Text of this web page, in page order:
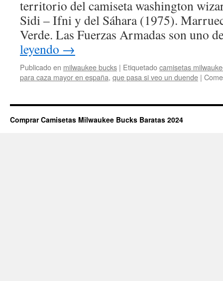
territorio del camiseta washington
Sidi – Ifni y del Sáhara (1975).
Verde. Las Fuerzas Armadas son uno
leyendo →
Publicado en milwaukee bucks | Etiquetadocamisetas
para caza mayor en españa, que pasa si veo un duende |
Comprar Camisetas Milwaukee Bucks Baratas 2024